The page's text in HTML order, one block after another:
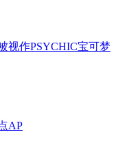
视作PSYCHIC宝可梦
AP